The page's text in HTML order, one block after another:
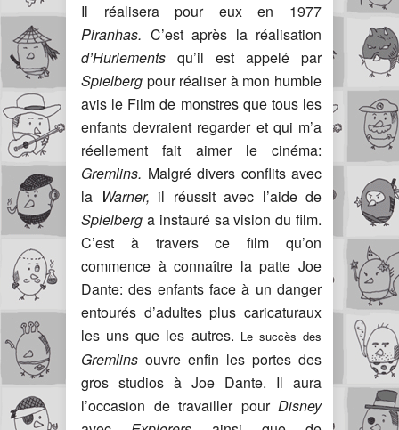
Il réalisera pour eux en 1977
Piranhas. C’est après la réalisation
d’Hurlements qu’il est appelé par
Spielberg pour réaliser à mon humble
avis le Film de monstres que tous les
enfants devraient regarder et qui m’a
réellement fait aimer le cinéma:
Gremlins. Malgré divers conflits avec
la Warner, il réussit avec l’aide de
Spielberg a instauré sa vision du film.
C’est à travers ce film qu’on
commence à connaître la patte Joe
Dante: des enfants face à un danger
entourés d’adultes plus caricaturaux
les uns que les autres. Le succès des
Gremlins ouvre enfin les portes des
gros studios à Joe Dante. Il aura
l’occasion de travailler pour Disney